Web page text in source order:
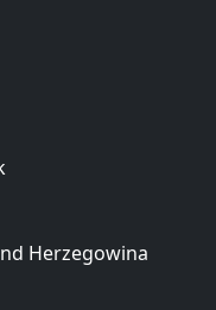
Herzegowina